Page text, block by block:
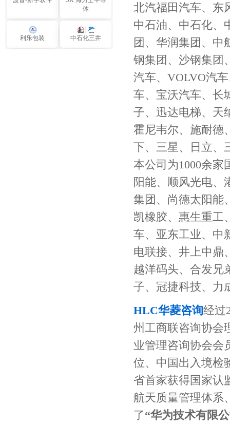
体
利乐包装 中石化三井
北汽福田汽车、东
中石油、中石化、
团、华润集团、中
钢集团、沙钢集团
汽车、VOLVO汽
车、宝沃汽车、长
子、迅达电梯、天
霍尼韦尔、施耐德
下、三星、日立、
本公司为1000余
阳能、顺风光电、
集团、尚德太阳能
凯橡胶、惠生重工
车、亚东工业、中
电联接、井上中鼎
越洋码头、合发兄
子、冠捷科技、力
HLC华菱咨询经过
州工商联咨询协会
业管理咨询协会会
位、中国出入境检
省首家获得国家认
航天质量管理体系
了“华为技术有限